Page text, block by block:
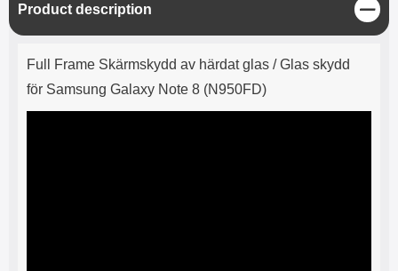
Product description
C
l
o
Product description
Full Frame Skärmskydd av härdat glas / Glas skydd
för Samsung Galaxy Note 8 (N950FD)